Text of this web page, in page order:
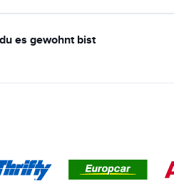
es gewohnt bist